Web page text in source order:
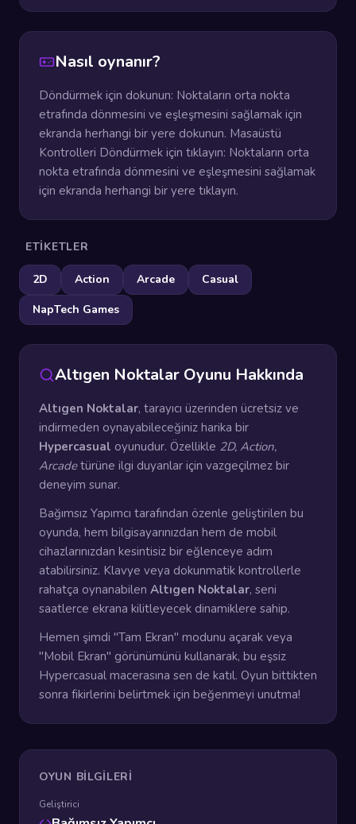
Nasıl oynanır?
Döndürmek için dokunun: Noktaların orta nokta
etrafında dönmesini ve eşleşmesini sağlamak için
ekranda herhangi bir yere dokunun. Masaüstü
Kontrolleri Döndürmek için tıklayın: Noktaların orta
nokta etrafında dönmesini ve eşleşmesini sağlamak
için ekranda herhangi bir yere tıklayın.
ETIKETLER
2D Action Arcade
Casual
NapTech Games
Altıgen Noktalar Oyunu Hakkında
Altıgen Noktalar, tarayıcı üzerinden ücretsiz ve
indirmeden oynayabileceğiniz harika bir
Hypercasual oyunudur. Özellikle 2D, Action,
Arcadetürüne ilgi duyanlar için vazgeçilmez bir
deneyim sunar.
Bağımsız Yapımcı tarafından özenle geliştirilen bu
oyunda, hem bilgisayarınızdan hem de mobil
cihazlarınızdan kesintisiz bir eğlenceye adım
atabilirsiniz. Klavye veya dokunmatik kontrollerle
rahatça oynanabilen Altıgen Noktalar, seni
saatlerce ekrana kilitleyecek dinamiklere sahip.
Hemen şimdi "Tam Ekran" modunu açarak veya
"Mobil Ekran" görünümünü kullanarak, bu eşsiz
Hypercasual macerasına sen de katıl. Oyun bittikten
sonra fikirlerini belirtmek için beğenmeyi unutma!
OYUN BILGILERI
Geliştirici